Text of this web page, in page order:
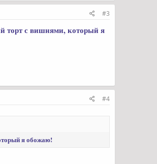
#3
торт с вишнями, который я
#4
я обожаю!